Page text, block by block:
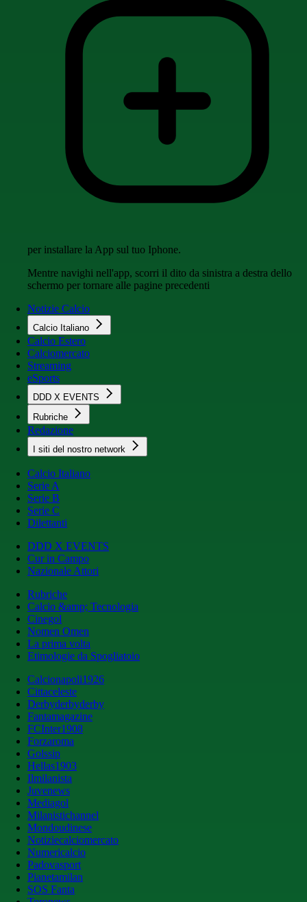
per installare la App sul tuo Iphone.
Mentre navighi nell'app, scorri il dito da sinistra a destra dello
schermo per tornare alle pagine precedenti
Notizie Calcio
Calcio Italiano
Calcio Estero
Calciomercato
Streaming
eSports
DDD X EVENTS
Rubriche
Redazione
I siti del nostro network
Calcio Italiano
Serie A
Serie B
Serie C
Dilettanti
DDD X EVENTS
Cur in Campo
Nazionale Attori
Rubriche
Calcio &amp; Tecnologia
Cinegol
Nomen Omen
La prima volta
Etimologie da Spogliatoio
Calcionapoli1926
Cittaceleste
Derbyderbyderby
Fantamagazine
FCInter1908
Forzaroma
Golssip
Hellas1903
Ilmilanista
Juvenews
Mediagol
Milanistichannel
Mondoudinese
Notiziecalciomercato
Numericalcio
Padovasport
Pianetamilan
SOS Fanta